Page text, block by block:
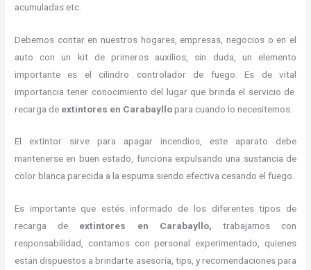
acumuladas etc.
Debemos contar en nuestros hogares, empresas, negocios o en el
auto con un kit de primeros auxilios, sin duda, un elemento
importante es el cilindro controlador de fuego. Es de vital
importancia tener conocimiento del lugar que brinda el servicio de
recarga de extintores en Carabayllopara cuando lo necesitemos.
El extintor sirve para apagar incendios, este aparato debe
mantenerse en buen estado, funciona expulsando una sustancia de
color blanca parecida a la espuma siendo efectiva cesando el fuego.
Es importante que estés informado de los diferentes tipos de
recarga de extintores en Carabayllo, trabajamos con
responsabilidad, contamos con personal experimentado, quienes
están dispuestos a brindarte asesoría, tips, y recomendaciones para